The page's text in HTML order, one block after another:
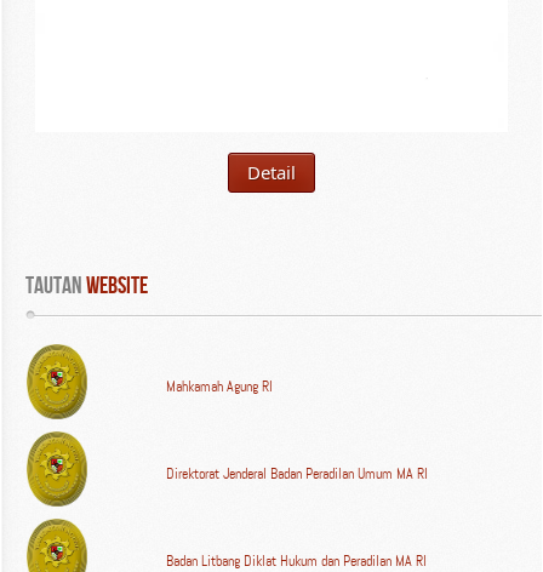
Detail
Tautan WEBSITE
Mahkamah Agung RI
Direktorat Jenderal Badan Peradilan Umum MA RI
Badan Litbang Diklat Hukum dan Peradilan MA RI